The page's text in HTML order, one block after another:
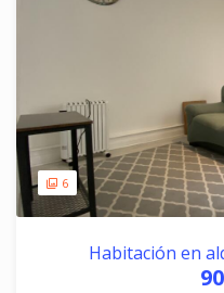
6
Habitación en